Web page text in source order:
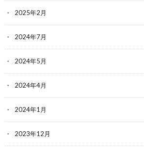
2025年2月
2024年7月
2024年5月
2024年4月
2024年1月
2023年12月